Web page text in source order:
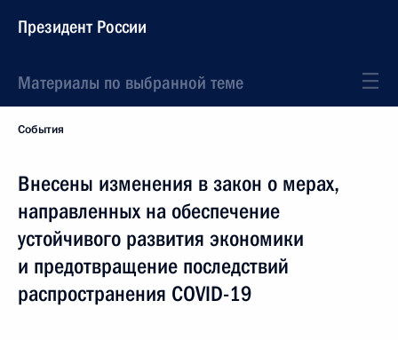
Президент России
Материалы по выбранной теме
События
Внесены изменения в закон о мерах,
направленных на обеспечение
устойчивого развития экономики
и предотвращение последствий
распространения COVID-19